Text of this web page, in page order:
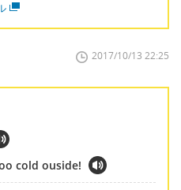
2017/10/13 22:25
cold ouside!